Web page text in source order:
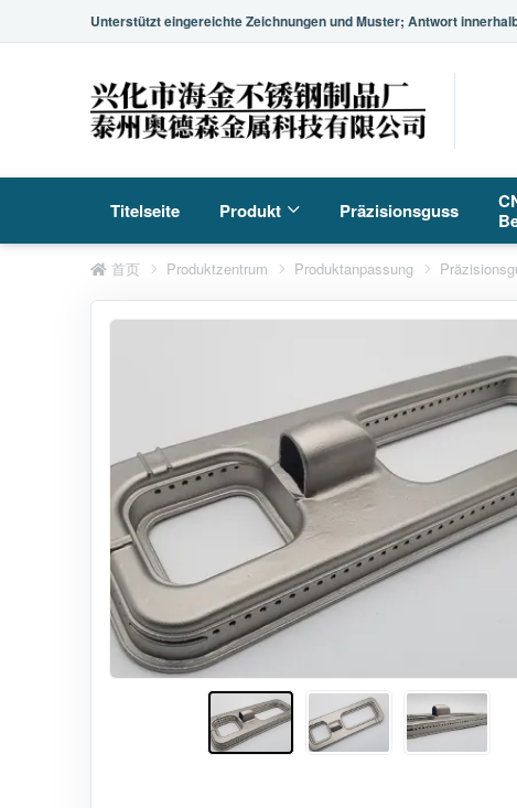
Unterstützt eingereichte Zeichnungen und Muster; Antwort
Titelseite Produkt Präzisionsguss
首页 Produktzentrum Produktanpassung